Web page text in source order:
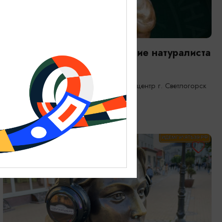
Янтарная каюта. Путешествие натуралиста
25.12.2025 - 31.12.2026
Светлогорск, Морской выставочный центр г. Светлогорск
ОТ 1200₽